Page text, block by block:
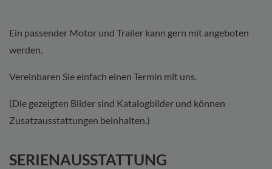
Ein passender Motor und Trailer kann gern mit angeboten
werden.
Vereinbaren Sie einfach einen Termin mit uns.
(Die gezeigten Bilder sind Katalogbilder und können
Zusatzausstattungen beinhalten.)
SERIENAUSSTATTUNG